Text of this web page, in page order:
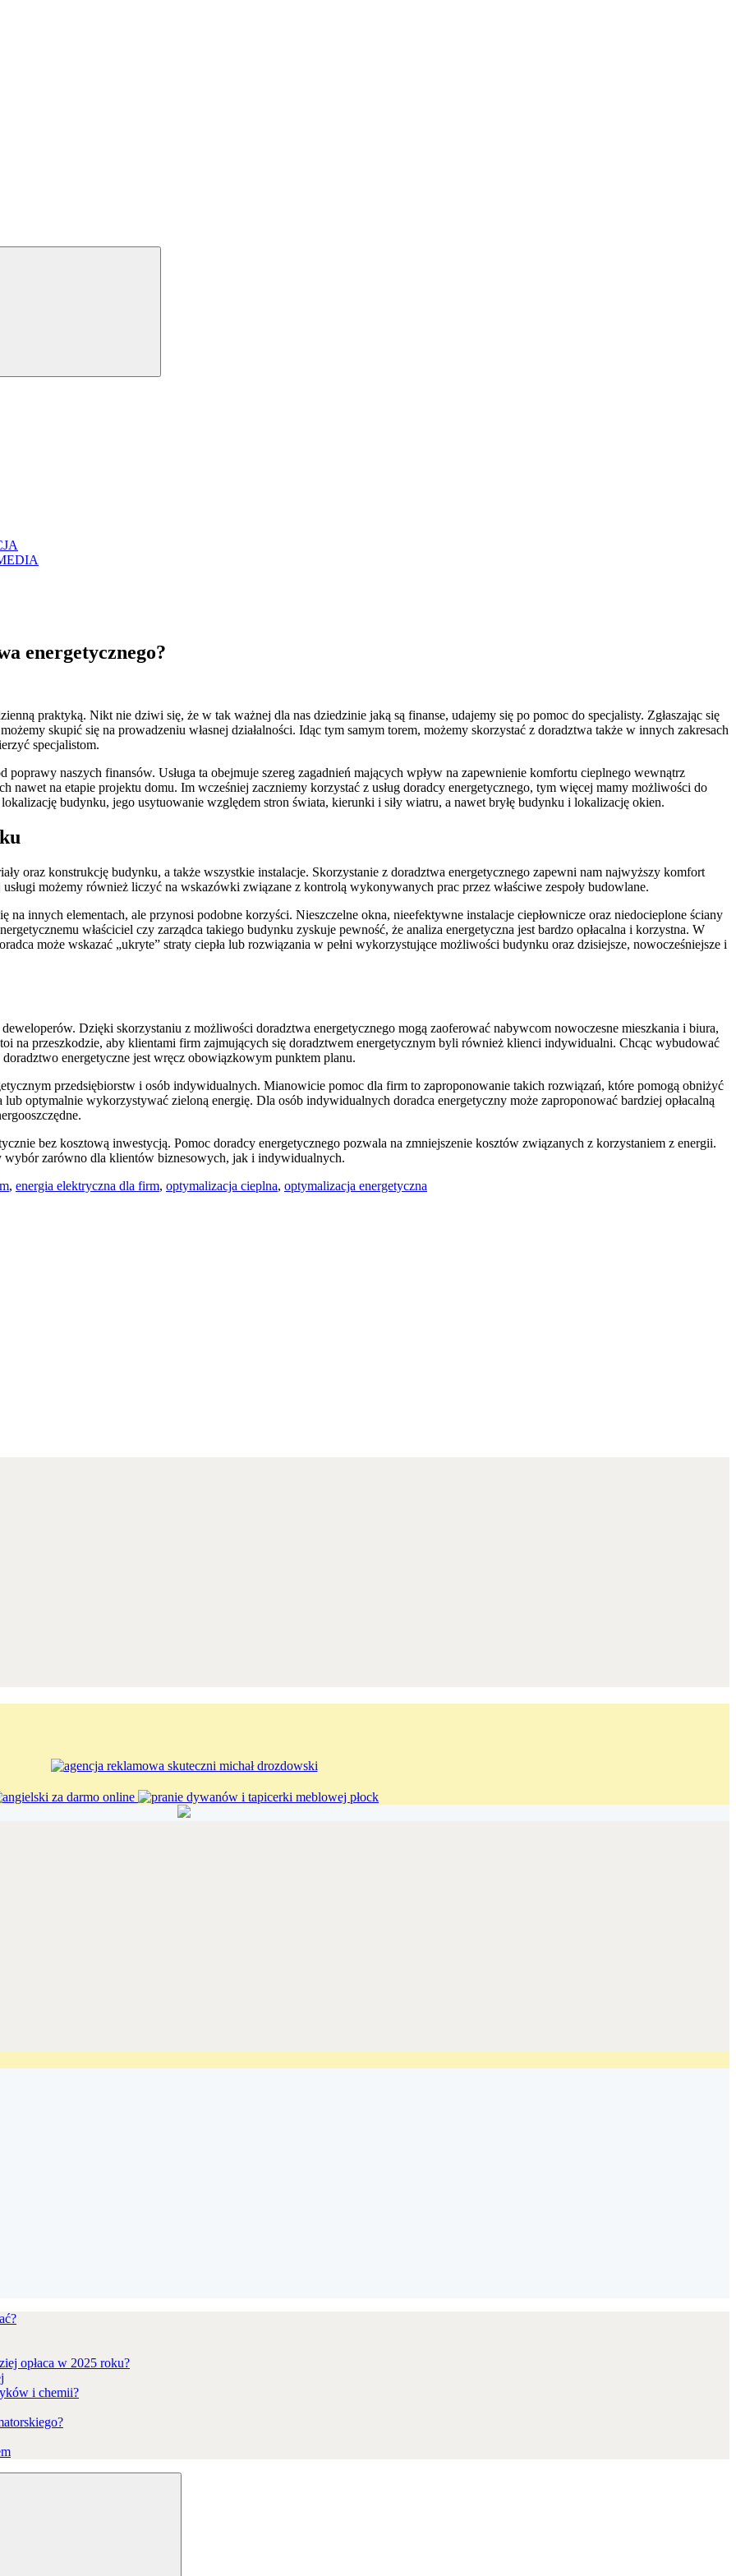
energetycznego?
praktyką. Nikt nie dziwi się, że w tak ważnej dla nas dziedzinie jaką są finanse, udajemy się po pomoc do specjalisty. Zgłaszając się
skupić się na prowadzeniu własnej działalności. Idąc tym samym torem, możemy skorzystać z doradztwa także w innych zakresach
specjalistom.
naszych finansów. Usługa ta obejmuje szereg zagadnień mających wpływ na zapewnienie komfortu cieplnego wewnątrz
nawet na etapie projektu domu. Im wcześniej zaczniemy korzystać z usług doradcy energetycznego, tym więcej mamy możliwości do
budynku, jego usytuowanie względem stron świata, kierunki i siły wiatru, a nawet bryłę budynku i lokalizację okien.
oraz konstrukcję budynku, a także wszystkie instalacje. Skorzystanie z doradztwa energetycznego zapewni nam najwyższy komfort
możemy również liczyć na wskazówki związane z kontrolą wykonywanych prac przez właściwe zespoły budowlane.
innych elementach, ale przynosi podobne korzyści. Nieszczelne okna, nieefektywne instalacje ciepłownicze oraz niedocieplone ściany
właściciel czy zarządca takiego budynku zyskuje pewność, że analiza energetyczna jest bardzo opłacalna i korzystna. W
może wskazać „ukryte” straty ciepła lub rozwiązania w pełni wykorzystujące możliwości budynku oraz dzisiejsze, nowocześniejsze i
Dzięki skorzystaniu z możliwości doradztwa energetycznego mogą zaoferować nabywcom nowoczesne mieszkania i biura,
na przeszkodzie, aby klientami firm zajmujących się doradztwem energetycznym byli również klienci indywidualni. Chcąc wybudować
energetyczne jest wręcz obowiązkowym punktem planu.
przedsiębiorstw i osób indywidualnych. Mianowicie pomoc dla firm to zaproponowanie takich rozwiązań, które pomogą obniżyć
optymalnie wykorzystywać zieloną energię. Dla osób indywidualnych doradca energetyczny może zaproponować bardziej opłacalną
bez kosztową inwestycją. Pomoc doradcy energetycznego pozwala na zmniejszenie kosztów związanych z korzystaniem z energii.
wybór zarówno dla klientów biznesowych, jak i indywidualnych.
, energia elektryczna dla firm, optymalizacja cieplna, optymalizacja energetyczna
opłaca w 2025 roku?
i chemii?